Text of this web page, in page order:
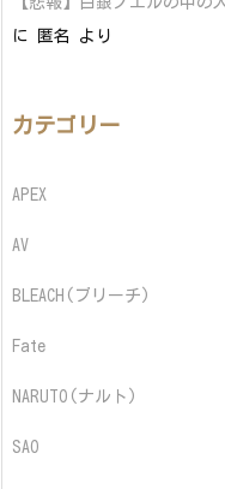
に
匿名 より
カテゴリー
APEX
AV
BLEACH(ブリーチ)
Fate
NARUTO(ナルト)
SAO